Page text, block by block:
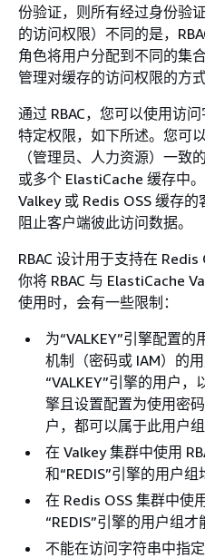
份验证，则所有经过身份验
的访问权限）不同的是，
角色将用户分配到不同的集
管理对缓存的访问权限的方式
通过 RBAC，您可以使用访
特定权限，如下所述。您可
（管理员、人力资源）一致
或多个 ElastiCache 缓存中
Valkey 或 Redis OSS 缓存
阻止客户端彼此访问数据。
RBAC 设计用于支持在 Redis
你将 RBAC 与 ElastiCache
使用时，会有一些限制：
为“VALKEY”引擎配置
机制（密码或 IAM）的
“VALKEY”引擎的用户，
擎且设置配置为使用密
户，都可以属于此用户组
在 Valkey 集群中使用
和“REDIS”引擎的用户组
在 Redis OSS 集群中使
“REDIS”引擎的用户组才
不能在访问字符串中指